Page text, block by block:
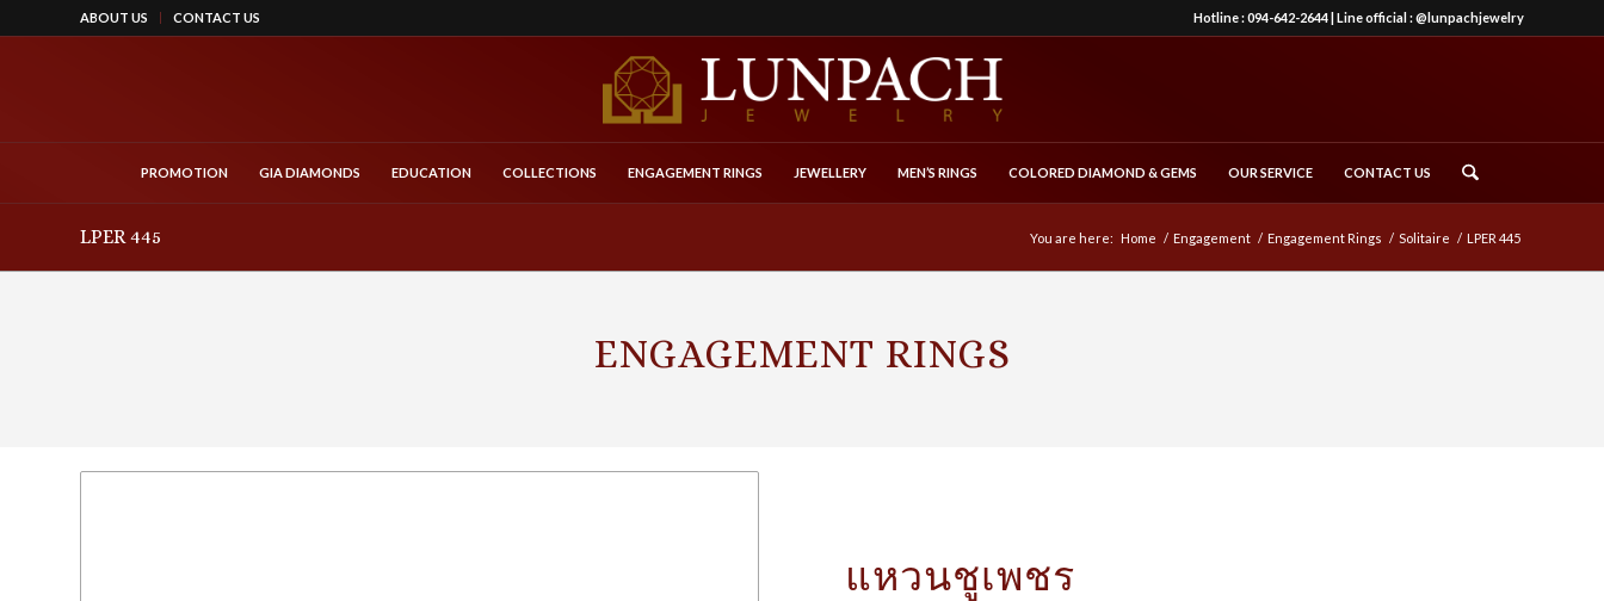
ABOUT US CONTACT US Hotline :094-642-2644| Line official :@lunpachjewelry
PROMOTION GIA DIAMONDS EDUCATION COLLECTIONS ENGAGEMENT RINGS JEWELLERY MEN’S RINGS COLORED DIAMOND & GEMS OUR SERVICE CONTACT US
LPER 445 You are here: Home / Engagement / Engagement Rings / Solitaire / LPER 445
ENGAGEMENT RINGS
แหวนชูเพชร